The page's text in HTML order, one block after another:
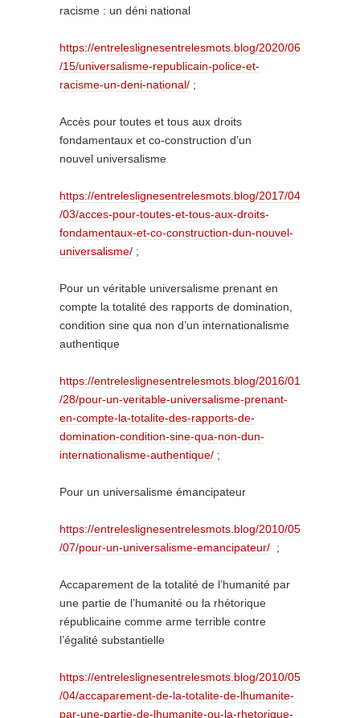
racisme : un déni national
https://entreleslignesentrelesmots.blog/2020/06
/15/universalisme-republicain-police-et-
racisme-un-deni-national/ ;
Accès pour toutes et tous aux droits
fondamentaux et co-construction d’un
nouvel universalisme
https://entreleslignesentrelesmots.blog/2017/04
/03/acces-pour-toutes-et-tous-aux-droits-
fondamentaux-et-co-construction-dun-nouvel-
universalisme/ ;
Pour un véritable universalisme prenant en
compte la totalité des rapports de domination,
condition sine qua non d’un internationalisme
authentique
https://entreleslignesentrelesmots.blog/2016/01
/28/pour-un-veritable-universalisme-prenant-
en-compte-la-totalite-des-rapports-de-
domination-condition-sine-qua-non-dun-
internationalisme-authentique/ ;
Pour un universalisme émancipateur
https://entreleslignesentrelesmots.blog/2010/05
/07/pour-un-universalisme-emancipateur/ ;
Accaparement de la totalité de l’humanité par
une partie de l’humanité ou la rhétorique
républicaine comme arme terrible contre
l’égalité substantielle
https://entreleslignesentrelesmots.blog/2010/05
/04/accaparement-de-la-totalite-de-lhumanite-
par-une-partie-de-lhumanite-ou-la-rhetorique-